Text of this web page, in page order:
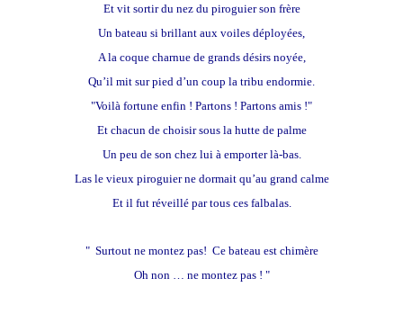
Et vit sortir du nez du piroguier son frère
Un bateau si brillant aux voiles déployées,
A la coque charnue de grands désirs noyée,
Qu’il mit sur pied d’un coup la tribu endormie.
"Voilà fortune enfin ! Partons ! Partons amis !"
Et chacun de choisir sous la hutte de palme
Un peu de son chez lui à emporter là-bas.
Las le vieux piroguier ne dormait qu’au grand calme
Et il fut réveillé par tous ces falbalas.
" Surtout ne montez pas! Ce bateau est chimère
Oh non … ne montez pas ! "